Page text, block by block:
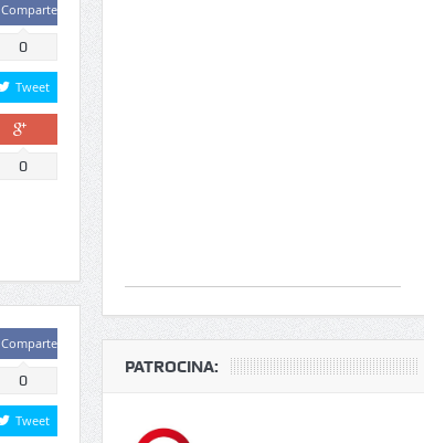
Comparte
0
Tweet
Comparte
0
Comparte
0
Tweet
PATROCINA: